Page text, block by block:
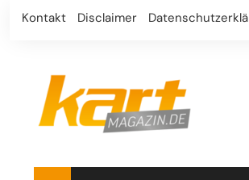
Skip
Kontakt Disclaimer